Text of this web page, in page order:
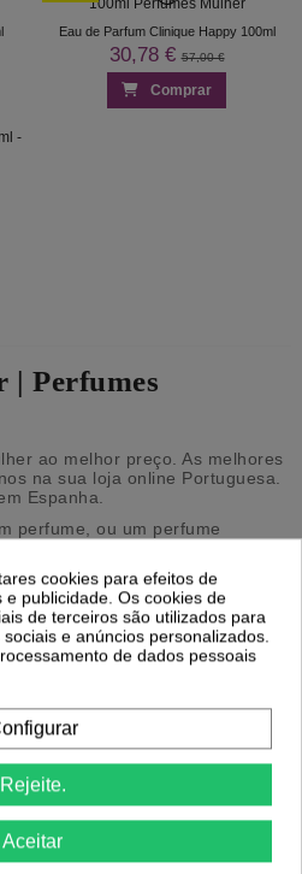
Eau de Parfum Clinique Happy 100ml
30,78 €57,00 €
Comprar
| Perfumes
ao melhor preço. As melhores
na sua loja online Portuguesa.
Espanha.
perfume, ou um perfume
são dadas de
de essência presente
a duração do cheiro na sua
por isso o aroma
à noite;
entre um aroma que dura
são os mais
económicos e o tempo que dura
em termos de fragrância,
de essência. Por norma, são
cookies para efeitos de
publicidade. Os cookies de
de terceiros são utilizados para
e anúncios personalizados.
de dados pessoais
Rejeite.
Aceitar